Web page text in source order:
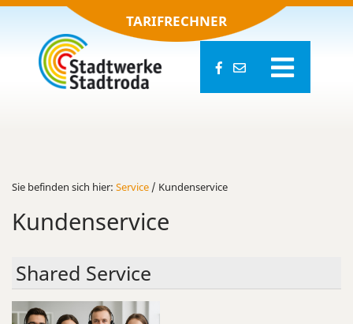
TARIFRECHNER
Sie be­fin­den sich hier: Ser­vice / Kun­den­ser­vice
Kun­den­ser­vice
Shared Ser­vice